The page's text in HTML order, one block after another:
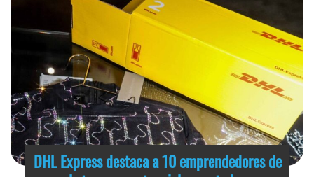
DHL Express destaca a 10 emprendedores de